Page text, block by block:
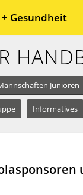
Gesundheit
Junioren
Informatives